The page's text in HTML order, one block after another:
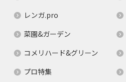
レンガ.pro
菜園&ガーデン
コメリハード&グリーン
プロ特集